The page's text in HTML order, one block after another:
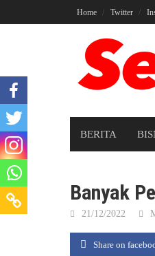
to
Home Twitter
BERITA
Banyak
21/12/2022
Share on